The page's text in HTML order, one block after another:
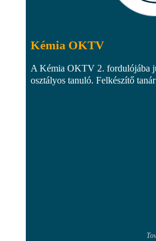
Kémia OKTV
A Kémia OKTV 2. fordulójába
osztályos tanuló. Felkészítő